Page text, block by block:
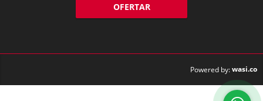
OFERTAR
Powered by:wasi.co